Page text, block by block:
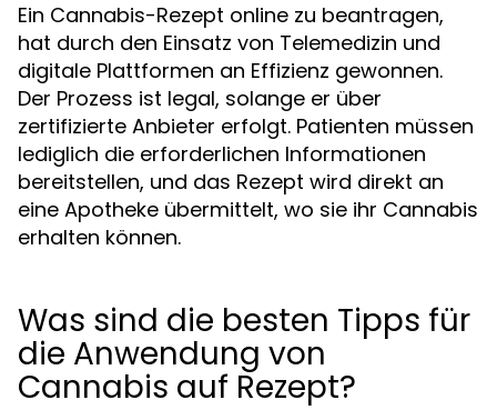
Ein Cannabis-Rezept online zu beantragen,
hat durch den Einsatz von Telemedizin und
digitale Plattformen an Effizienz gewonnen.
Der Prozess ist legal, solange er über
zertifizierte Anbieter erfolgt. Patienten müssen
lediglich die erforderlichen Informationen
bereitstellen, und das Rezept wird direkt an
eine Apotheke übermittelt, wo sie ihr Cannabis
erhalten können.
Was sind die besten Tipps für
die Anwendung von
Cannabis auf Rezept?